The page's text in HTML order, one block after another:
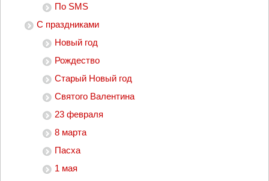
По SMS
С праздниками
Новый год
Рождество
Старый Новый год
Святого Валентина
23 февраля
8 марта
Пасха
1 мая